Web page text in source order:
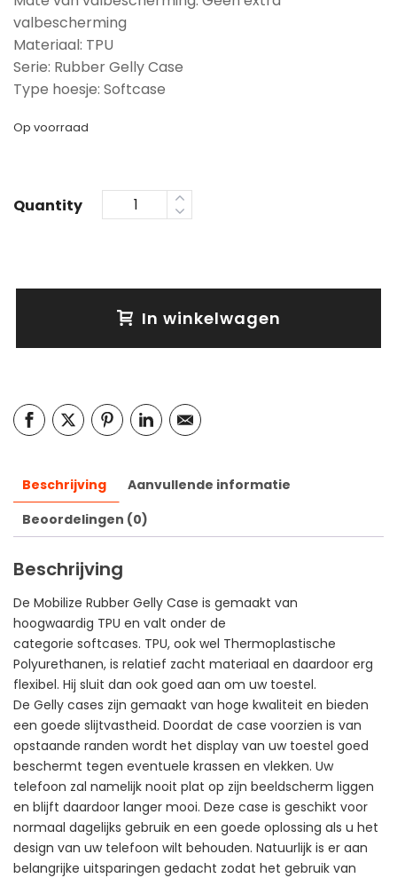
valbescherming
Materiaal: TPU
Serie: Rubber Gelly Case
Type hoesje: Softcase
Op voorraad
Quantity
In winkelwagen
Beschrijving
Aanvullende informatie
Beoordelingen (0)
Beschrijving
De Mobilize Rubber Gelly Case is gemaakt van
hoogwaardig TPU en valt onder de
categorie softcases. TPU, ook wel Thermoplastische
Polyurethanen, is relatief zacht materiaal en daardoor erg
flexibel. Hij sluit dan ook goed aan om uw toestel.
De Gelly cases zijn gemaakt van hoge kwaliteit en bieden
een goede slijtvastheid. Doordat de case voorzien is van
opstaande randen wordt het display van uw toestel goed
beschermt tegen eventuele krassen en vlekken. Uw
telefoon zal namelijk nooit plat op zijn beeldscherm liggen
en blijft daardoor langer mooi. Deze case is geschikt voor
normaal dagelijks gebruik en een goede oplossing als u het
design van uw telefoon wilt behouden. Natuurlijk is er aan
belangrijke uitsparingen gedacht zodat het gebruik van